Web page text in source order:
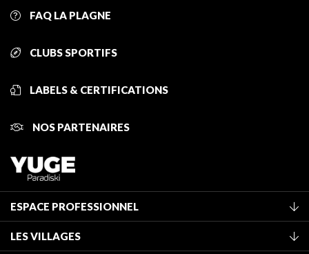
FAQ LA PLAGNE
CLUBS SPORTIFS
LABELS & CERTIFICATIONS
NOS PARTENAIRES
ESPACE PROFESSIONNEL
Classement des meublés
LES VILLAGES